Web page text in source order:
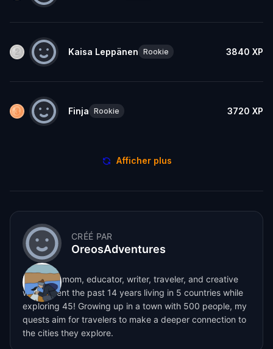
Kaisa Leppänen Rookie 3840 XP
Finja Rookie 3720 XP
Afficher plus
CRÉÉ PAR
OreosAdventures
I’m a dog mom, educator, writer, traveler, and creative
who’s spent the past 14 years living in 5 countries while
exploring 45! Growing up in a town with 500 people, my
quests aim for travelers to make a deeper connection to
the cities they explore.